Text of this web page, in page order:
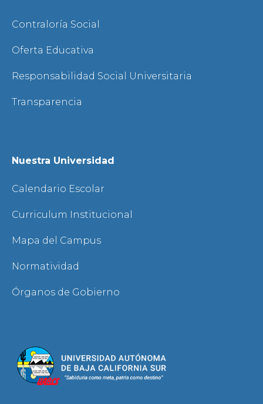
Contraloría Social
Oferta Educativa
Responsabilidad Social Universitaria
Transparencia
Nuestra Universidad
Calendario Escolar
Curriculum Institucional
Mapa del Campus
Normatividad
Órganos de Gobierno